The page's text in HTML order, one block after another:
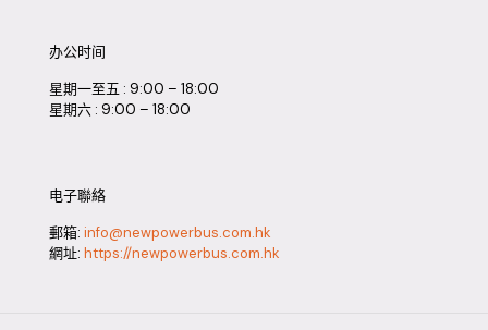
办公时间
星期一至五 : 9:00 – 18:00
星期六 : 9:00 – 18:00
电子聯絡
郵箱: info@newpowerbus.com.hk
網址: https://newpowerbus.com.hk